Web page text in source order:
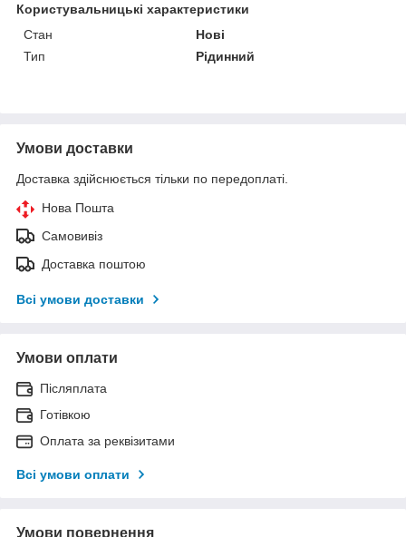
Користувальницькі характеристики
Стан
Нові
Тип
Рідинний
Умови доставки
Доставка здійснюється тільки по передоплаті.
Нова Пошта
Самовивіз
Доставка поштою
Всі умови доставки
Умови оплати
Післяплата
Готівкою
Оплата за реквізитами
Всі умови оплати
Умови повернення